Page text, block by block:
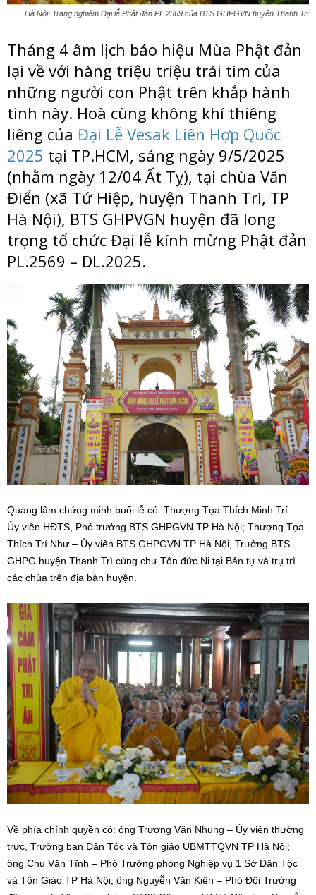
Hà Nội: Trang nghiêm Đại lễ Phật đản PL.2569 của BTS GHPGVN huyện Thanh Trì
Tháng 4 âm lịch báo hiệu Mùa Phật đản
lại về với hàng triệu triệu trái tim của
những người con Phật trên khắp hành
tinh này. Hoà cùng không khí thiêng
liêng của Đại Lễ Vesak Liên Hợp Quốc
2025 tại TP.HCM, sáng ngày 9/5/2025
(nhằm ngày 12/04 Ất Tỵ), tại chùa Văn
Điển (xã Tứ Hiệp, huyện Thanh Trì, TP
Hà Nội), BTS GHPVGN huyện đã long
trọng tổ chức Đại lễ kính mừng Phật đản
PL.2569 – DL.2025.
Quang lâm chứng minh buổi lễ có: Thượng Tọa Thích Minh Trí –
Ủy viên HĐTS, Phó trưởng BTS GHPGVN TP Hà Nội; Thượng Tọa
Thích Trí Như – Ủy viên BTS GHPGVN TP Hà Nội, Trưởng BTS
GHPG huyện Thanh Trì cùng chư Tôn đức Ni tại Bản tự và trụ trì
các chùa trên địa bàn huyện.
Về phía chính quyền có: ông Trương Văn Nhung – Ủy viên thường
trực, Trưởng ban Dân Tộc và Tôn giáo UBMTTQVN TP Hà Nội;
ông Chu Văn Tĩnh – Phó Trưởng phòng Nghiệp vụ 1 Sở Dân Tộc
và Tôn Giáo TP Hà Nội; ông Nguyễn Văn Kiên – Phó Đội Trưởng